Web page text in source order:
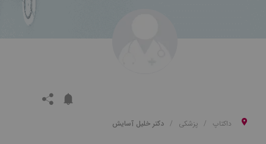
داکتاپ پزشکی دکتر خلیل آسایش